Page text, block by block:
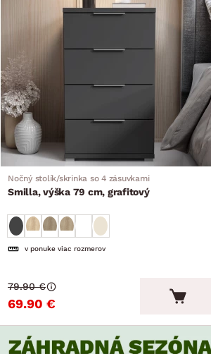
Nočný stolík/skrinka so 4 zásuvkami
Smilla, výška 79 cm, grafitový
v ponuke viac rozmerov
69.90 €
79.90 €